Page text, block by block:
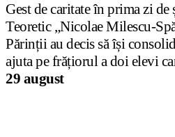
Gest de caritate în prima zi de
Teoretic „Nicolae Milescu-
Părinții au decis să își
ajuta pe frățiorul a doi elevi
29 august